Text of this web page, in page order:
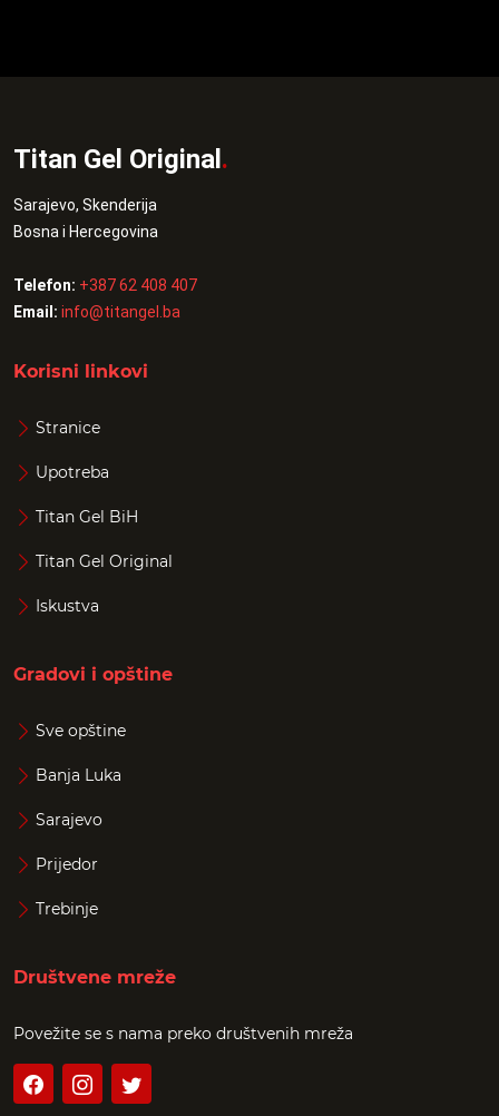
Titan Gel Original.
Sarajevo, Skenderija
Bosna i Hercegovina
Telefon: +387 62 408 407
Email: info@titangel.ba
Korisni linkovi
Stranice
Upotreba
Titan Gel BiH
Titan Gel Original
Iskustva
Gradovi i opštine
Sve opštine
Banja Luka
Sarajevo
Prijedor
Trebinje
Društvene mreže
Povežite se s nama preko društvenih mreža